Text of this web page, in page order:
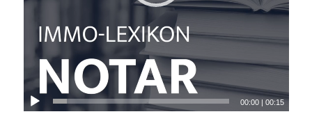
00:00 |00:15